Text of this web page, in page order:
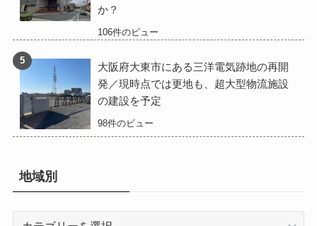
か？
106件のビュー
大阪府大東市にある三洋電気跡地の再開
発／現時点では更地も、超大型物流施設
の建設を予定
98件のビュー
地域別